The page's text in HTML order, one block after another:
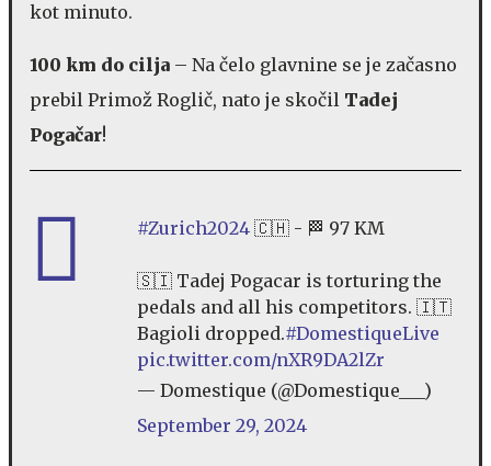
kot minuto.
100 km do cilja – Na čelo glavnine se je začasno
prebil Primož Roglič, nato je skočil Tadej
Pogačar!
#Zurich2024 🇨🇭 - 🏁 97 KM
🇸🇮 Tadej Pogacar is torturing the
pedals and all his competitors. 🇮🇹
Bagioli dropped.#DomestiqueLive
pic.twitter.com/nXR9DA2lZr
— Domestique (@Domestique___)
September 29, 2024